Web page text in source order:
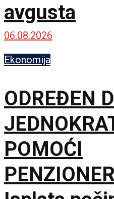
avgusta
06.08.2026
Ekonomija
ODREĐEN
POMOĆI